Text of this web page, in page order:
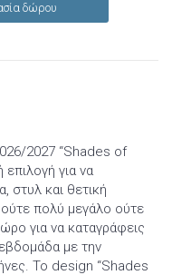
δώρου
2027 “Shades of
επιλογή για να
στυλ και θετική
πολύ μεγάλο ούτε
για να καταγράφεις
με την
Το design “Shades